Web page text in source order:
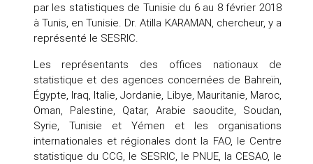
par les statistiques de Tunisie du 6 au 8 février 2018
à Tunis, en Tunisie. Dr. Atilla KARAMAN, chercheur, y a
représenté le SESRIC.
Les représentants des offices nationaux de
statistique et des agences concernées de Bahreïn,
Égypte, Iraq, Italie, Jordanie, Libye, Mauritanie, Maroc,
Oman, Palestine, Qatar, Arabie saoudite, Soudan,
Syrie, Tunisie et Yémen et les organisations
internationales et régionales dont la FAO, le Centre
statistique du CCG, le SESRIC, le PNUE, la CESAO, le